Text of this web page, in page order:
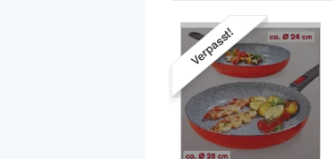
Verpasst!